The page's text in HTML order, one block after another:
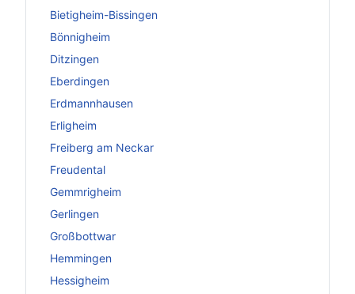
Bietigheim-Bissingen
Bönnigheim
Ditzingen
Eberdingen
Erdmannhausen
Erligheim
Freiberg am Neckar
Freudental
Gemmrigheim
Gerlingen
Großbottwar
Hemmingen
Hessigheim